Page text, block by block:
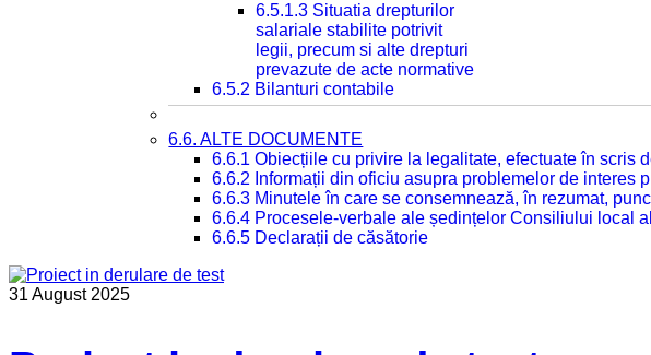
6.5.1.3 Situatia drepturilor
salariale stabilite potrivit
legii, precum si alte drepturi
prevazute de acte normative
6.5.2 Bilanturi contabile
6.6. ALTE DOCUMENTE
6.6.1 Obiecțiile cu privire la legalitate, efectuate în scris
6.6.2 Informații din oficiu asupra problemelor de interes
6.6.3 Minutele în care se consemnează, în rezumat,
6.6.4 Procesele-verbale ale ședințelor Consiliului local
6.6.5 Declarații de căsătorie
31 August 2025